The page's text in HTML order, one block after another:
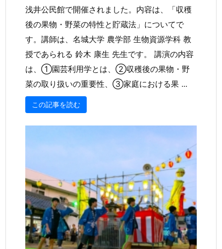
浅井公民館で開催されました。内容は、「収穫
後の果物・野菜の特性と貯蔵法」についてで
す。講師は、名城大学 農学部 生物資源学科 教
授であられる 鈴木 康生 先生です。 講演の内容
は、①園芸利用学とは、②収穫後の果物・野
菜の取り扱いの重要性、③家庭における果 ...
この記事を読む